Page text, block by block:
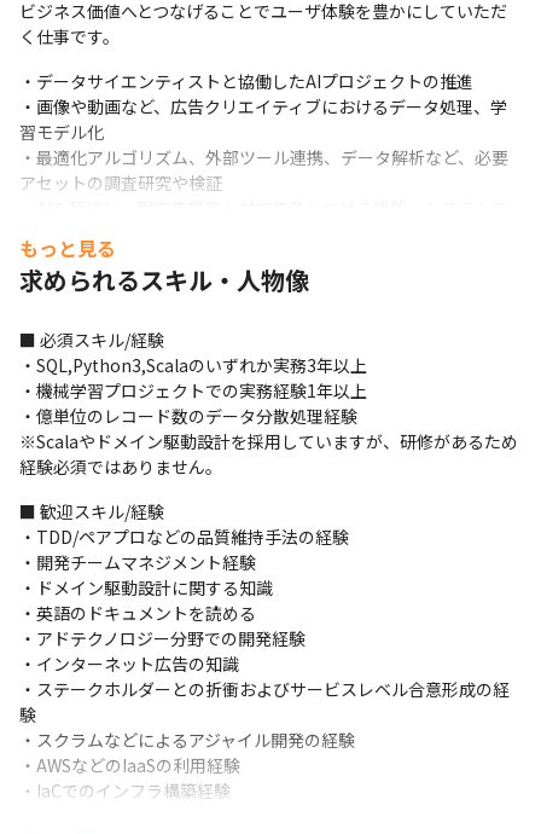
ビジネス価値へとつなげることでユーザ体験を豊かにしていただ
く仕事です。
・データサイエンティストと協働したAIプロジェクトの推進
・画像や動画など、広告クリエイティブにおけるデータ処理、学
習モデル化
・最適化アルゴリズム、外部ツール連携、データ解析など、必要
アセットの調査研究や検証
・機械学習モデルのサービング
もっと見る
求められるスキル・人物像
■ 必須スキル/経験
・SQL,Python3,Scalaのいずれか実務3年以上
・機械学習プロジェクトでの実務経験1年以上
・億単位のレコード数のデータ分散処理経験
※Scalaやドメイン駆動設計を採用していますが、研修があるため
経験必須ではありません。
■ 歓迎スキル/経験
・TDD/ペアプロなどの品質維持手法の経験
・開発チームマネジメント経験
・ドメイン駆動設計に関する知識
・英語のドキュメントを読める
・アドテクノロジー分野での開発経験
・インターネット広告の知識
・ステークホルダーとの折衝およびサービスレベル合意形成の経
験
・スクラムなどによるアジャイル開発の経験
・AWSなどのIaaSの利用経験
・IaCでのインフラ構築経験